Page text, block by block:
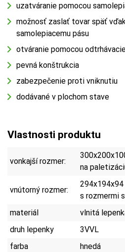
uzatváranie pomocou
možnosť zaslať tovar späť
samolepiacemu pásu
otváranie pomocou
pevná konštrukcia
zabezpečenie proti vniknutiu
dodávané v plochom stave
Vlastnosti produktu
vonkajší rozmer:
na
vnútorný rozmer:
s rozmermi
materiál
vlnitá
druh lepenky
3VVL
farba
hnedá